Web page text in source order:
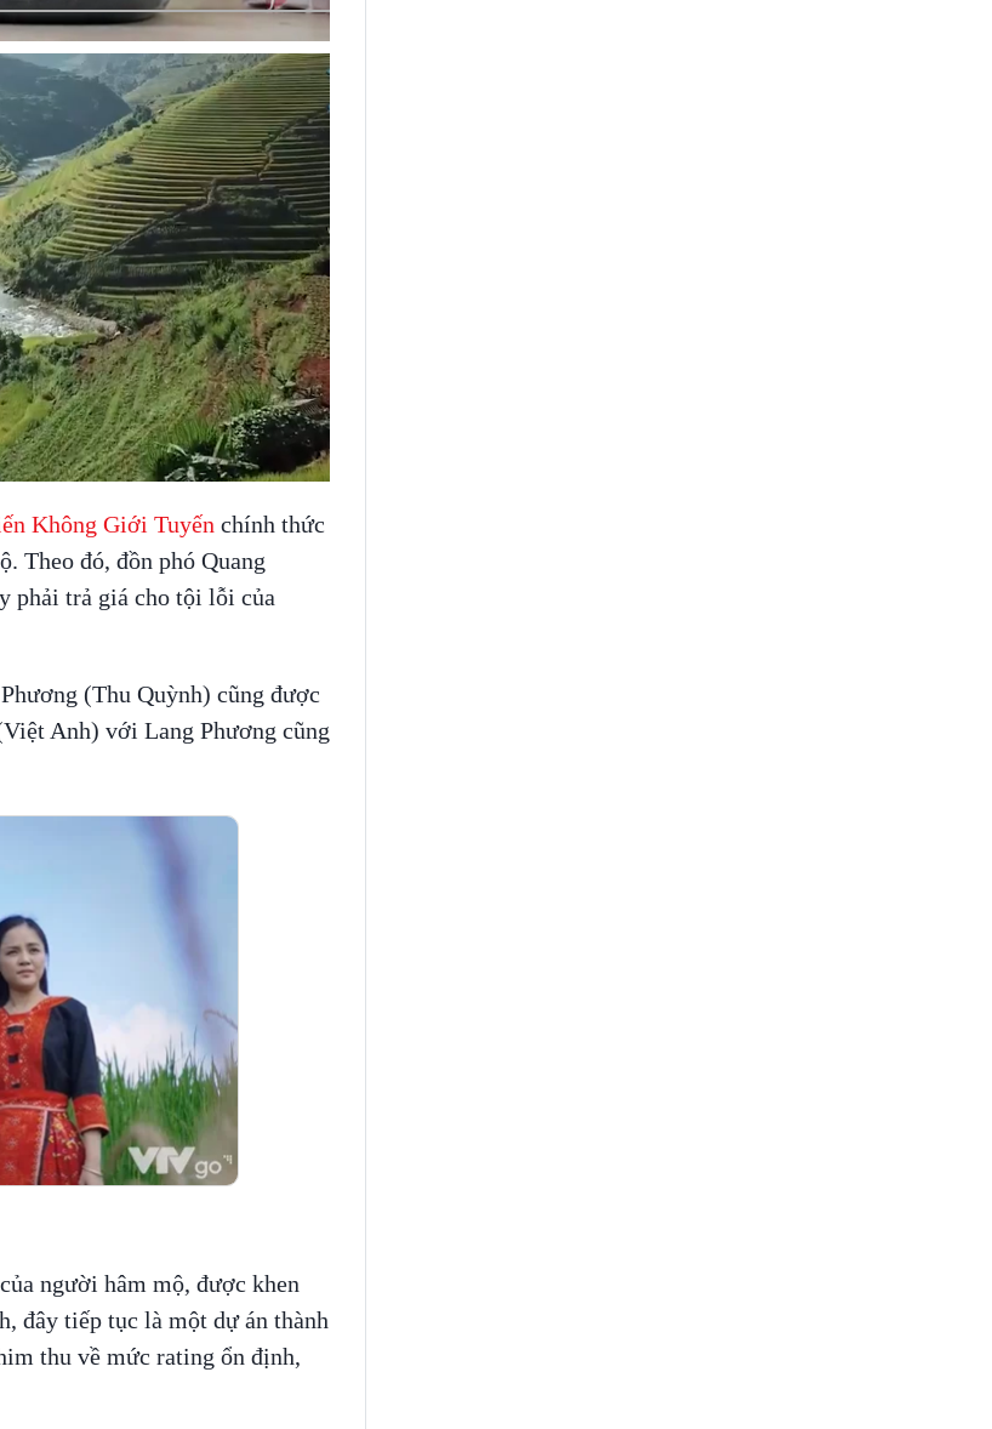
Không Giới Tuyếnchính thức
Theo đó, đồn phó Quang
phải trả giá cho tội lỗi của
(Thu Quỳnh) cũng được
Anh) với Lang Phương cũng
người hâm mộ, được khen
đây tiếp tục là một dự án thành
thu về mức rating ổn định,